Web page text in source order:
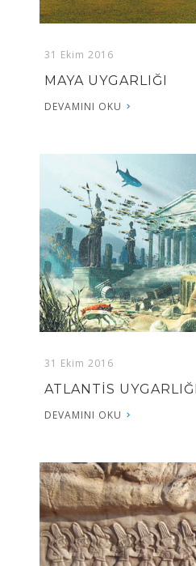
31 Ekim 2016
MAYA UYGARLIĞI
DEVAMINI OKU
31 Ekim 2016
ATLANTİS UYGARLIĞI
DEVAMINI OKU